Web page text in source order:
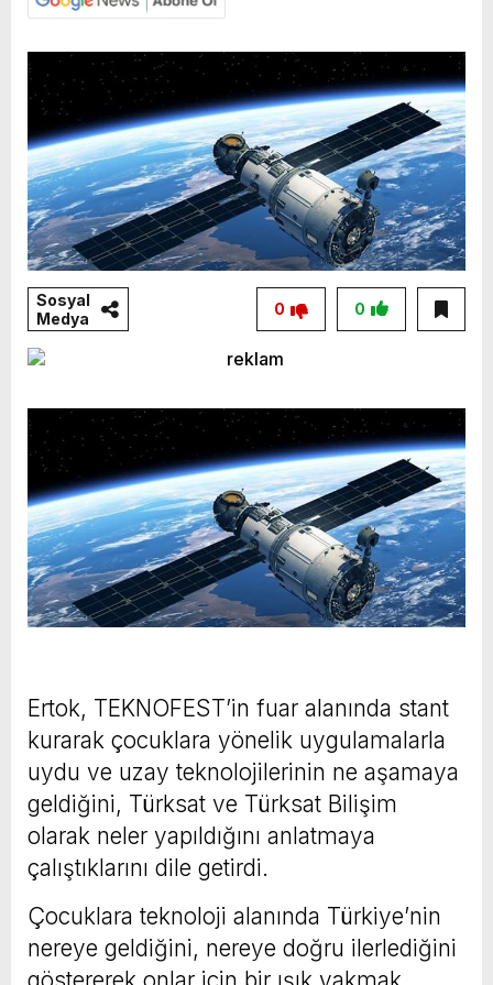
Sosyal
Medya
0
0
Ertok, TEKNOFEST’in fuar alanında stant
kurarak çocuklara yönelik uygulamalarla
uydu ve uzay teknolojilerinin ne aşamaya
geldiğini, Türksat ve Türksat Bilişim
olarak neler yapıldığını anlatmaya
çalıştıklarını dile getirdi.
Çocuklara teknoloji alanında Türkiye’nin
nereye geldiğini, nereye doğru ilerlediğini